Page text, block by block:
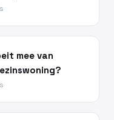
mee van